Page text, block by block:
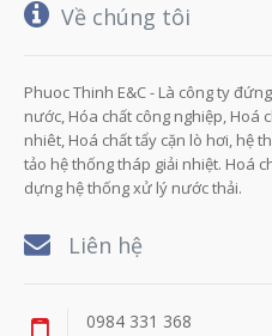
Về chúng tôi
Phuoc Thinh E&C - Là công ty
nước, Hóa chất công nghiệp, Hoá
nhiêt, Hoá chất tẩy cặn lò hơi, hệ
tảo hệ thống tháp giải nhiệt. Hoá
dựng hệ thống xử lý nước thải.
Liên hệ
0984 331 368